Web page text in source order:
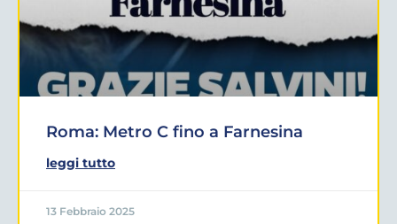
Roma: Metro C fino a Farnesina
leggi tutto
13 Febbraio 2025